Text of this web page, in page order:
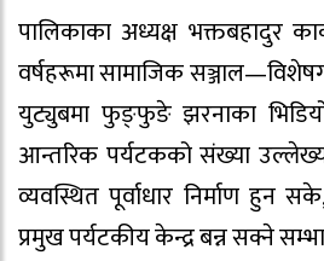
पालिकाका अध्यक्ष भक्तबहादुर
वर्षहरूमा सामाजिक
युट्युबमा फुङ्फुङे झरनाका
आन्तरिक पर्यटकको संख्या
व्यवस्थित पूर्वाधार निर्माण हुन
प्रमुख पर्यटकीय केन्द्र बन्न सक्ने